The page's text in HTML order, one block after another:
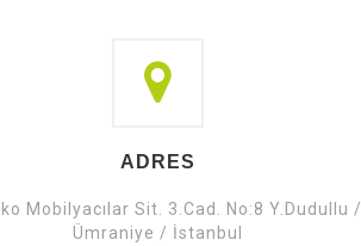
ADRES
Mobilyacılar Sit. 3.Cad. No:8 Y.Dudullu /
Ümraniye / İstanbul